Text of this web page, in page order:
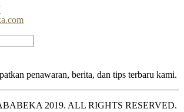
penawaran, berita, dan tips terbaru kami.
2019. ALL RIGHTS RESERVED.